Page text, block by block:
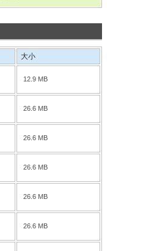
大小
12.9 MB
26.6 MB
26.6 MB
26.6 MB
26.6 MB
26.6 MB